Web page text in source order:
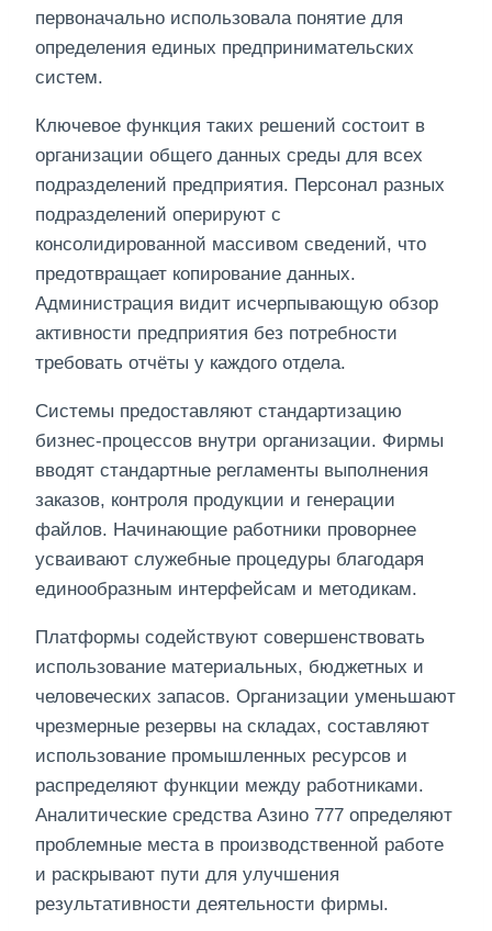
первоначально использовала понятие для
определения единых предпринимательских
систем.
Ключевое функция таких решений состоит в
организации общего данных среды для всех
подразделений предприятия. Персонал разных
подразделений оперируют с
консолидированной массивом сведений, что
предотвращает копирование данных.
Администрация видит исчерпывающую обзор
активности предприятия без потребности
требовать отчёты у каждого отдела.
Системы предоставляют стандартизацию
бизнес-процессов внутри организации. Фирмы
вводят стандартные регламенты выполнения
заказов, контроля продукции и генерации
файлов. Начинающие работники проворнее
усваивают служебные процедуры благодаря
единообразным интерфейсам и методикам.
Платформы содействуют совершенствовать
использование материальных, бюджетных и
человеческих запасов. Организации уменьшают
чрезмерные резервы на складах, составляют
использование промышленных ресурсов и
распределяют функции между работниками.
Аналитические средства Азино 777 определяют
проблемные места в производственной работе
и раскрывают пути для улучшения
результативности деятельности фирмы.